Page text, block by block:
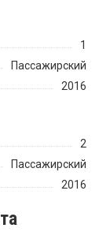
1
Пассажирский
2016
2
Пассажирский
2016